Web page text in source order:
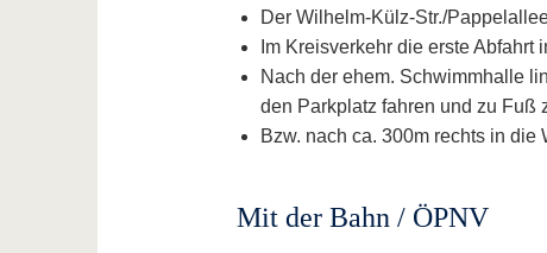
Der Wilhelm-Külz-Str./
Im Kreisverkehr die erste Abfahrt
Nach der ehem. Schwimmhalle
den Parkplatz fahren und zu Fuß
Bzw. nach ca. 300m rechts in die
Mit der Bahn / ÖPNV